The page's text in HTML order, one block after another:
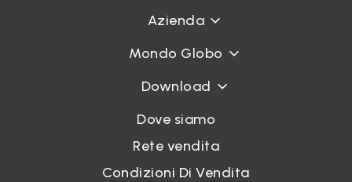
Azienda
Mondo Globo
Download
Dove siamo
Rete vendita
Condizioni Di Vendita